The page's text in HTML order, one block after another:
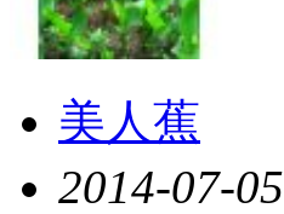
美人蕉
2014-07-05